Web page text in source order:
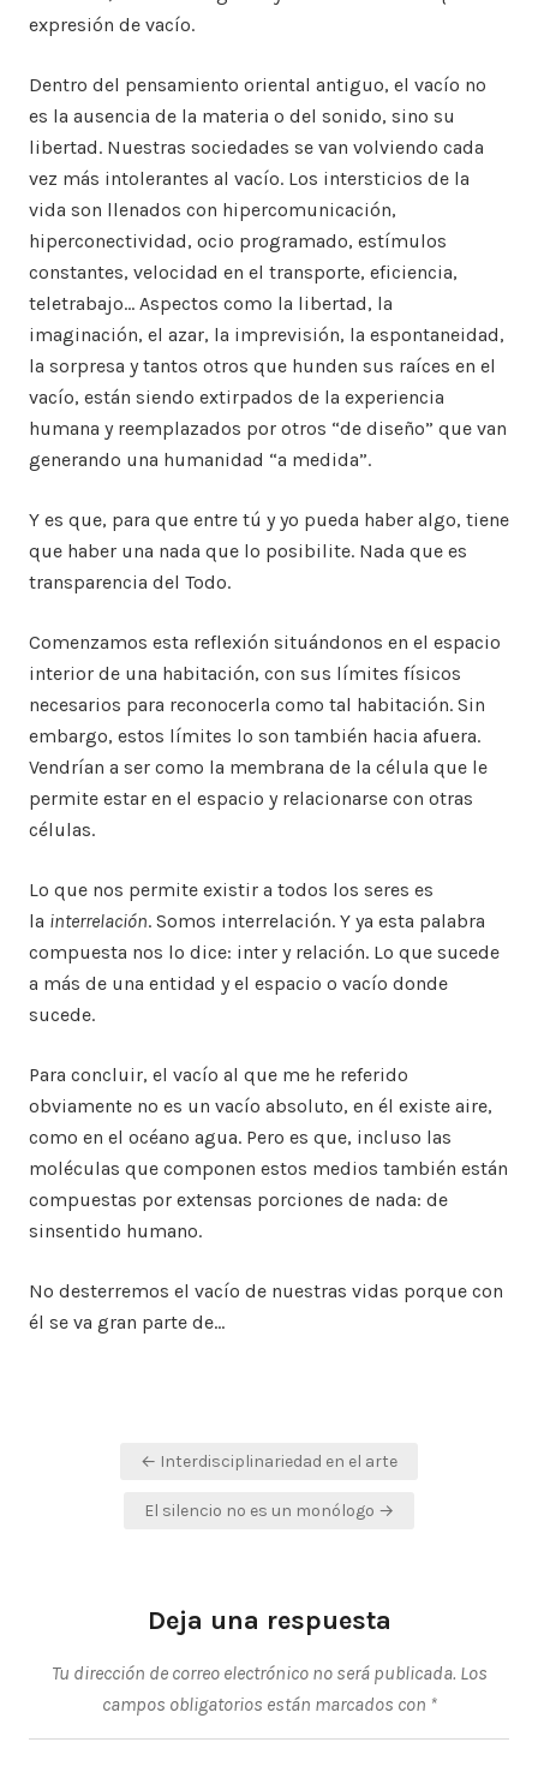
expresión de vacío.
Dentro del pensamiento oriental antiguo, el vacío no
es la ausencia de la materia o del sonido, sino su
libertad. Nuestras sociedades se van volviendo cada
vez más intolerantes al vacío. Los intersticios de la
vida son llenados con hipercomunicación,
hiperconectividad, ocio programado, estímulos
constantes, velocidad en el transporte, eficiencia,
teletrabajo… Aspectos como la libertad, la
imaginación, el azar, la imprevisión, la espontaneidad,
la sorpresa y tantos otros que hunden sus raíces en el
vacío, están siendo extirpados de la experiencia
humana y reemplazados por otros “de diseño” que van
generando una humanidad “a medida”.
Y es que, para que entre tú y yo pueda haber algo, tiene
que haber una nada que lo posibilite. Nada que es
transparencia del Todo.
Comenzamos esta reflexión situándonos en el espacio
interior de una habitación, con sus límites físicos
necesarios para reconocerla como tal habitación. Sin
embargo, estos límites lo son también hacia afuera.
Vendrían a ser como la membrana de la célula que le
permite estar en el espacio y relacionarse con otras
células.
Lo que nos permite existir a todos los seres es
la interrelación. Somos interrelación. Y ya esta palabra
compuesta nos lo dice: inter y relación. Lo que sucede
a más de una entidad y el espacio o vacío donde
sucede.
Para concluir, el vacío al que me he referido
obviamente no es un vacío absoluto, en él existe aire,
como en el océano agua. Pero es que, incluso las
moléculas que componen estos medios también están
compuestas por extensas porciones de nada: de
sinsentido humano.
No desterremos el vacío de nuestras vidas porque con
él se va gran parte de…
Navegación
entradas
← Interdisciplinariedad en el arte
El silencio no es un monólogo →
Deja una respuesta
Tu dirección de correo electrónico no será publicada. Los
campos obligatorios están marcados con *